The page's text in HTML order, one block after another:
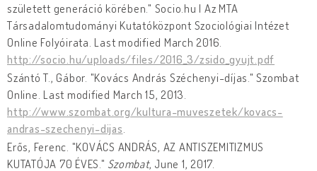
született generáció körében." Socio.hu | Az MTA
Társadalomtudományi Kutatóközpont Szociológiai Intézet
Online Folyóirata. Last modified March 2016.
http://socio.hu/uploads/files/2016_3/zsido_gyujt.pdf
Szántó T., Gábor. "Kovács András Széchenyi-díjas." Szombat
Online. Last modified March 15, 2013.
http://www.szombat.org/kultura-muveszetek/kovacs-
andras-szechenyi-dijas
Erős, Ferenc. "KOVÁCS ANDRÁS, AZ ANTISZEMITIZMUS
KUTATÓJA 70 ÉVES." Szombat, June 1, 2017.